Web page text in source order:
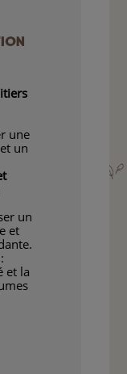
une
un
un
et
et la